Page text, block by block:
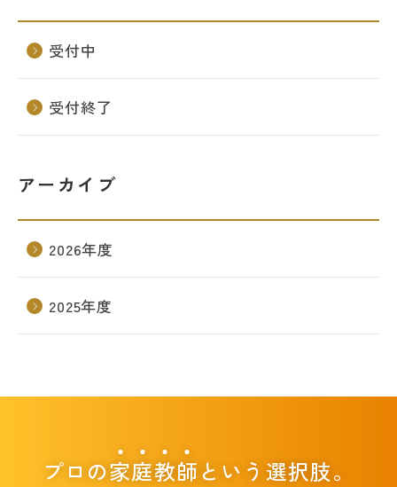
受付中
受付終了
アーカイブ
2026年度
2025年度
プロの家庭教師という選択肢。